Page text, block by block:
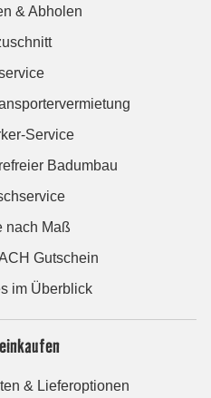
& Abholen
Service
Badumbau
nach Maß
Gutschein
im Überblick
& Lieferoptionen